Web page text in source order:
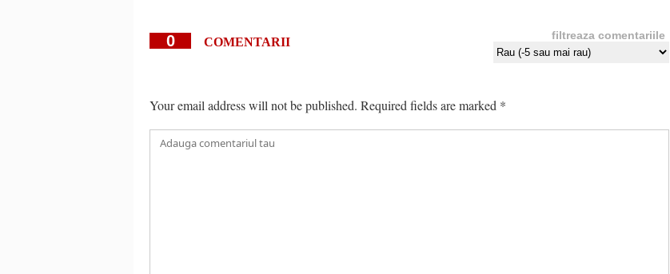
0 COMENTARII filtreaza comentariile
Your email address will not be published. Required fields are marked *